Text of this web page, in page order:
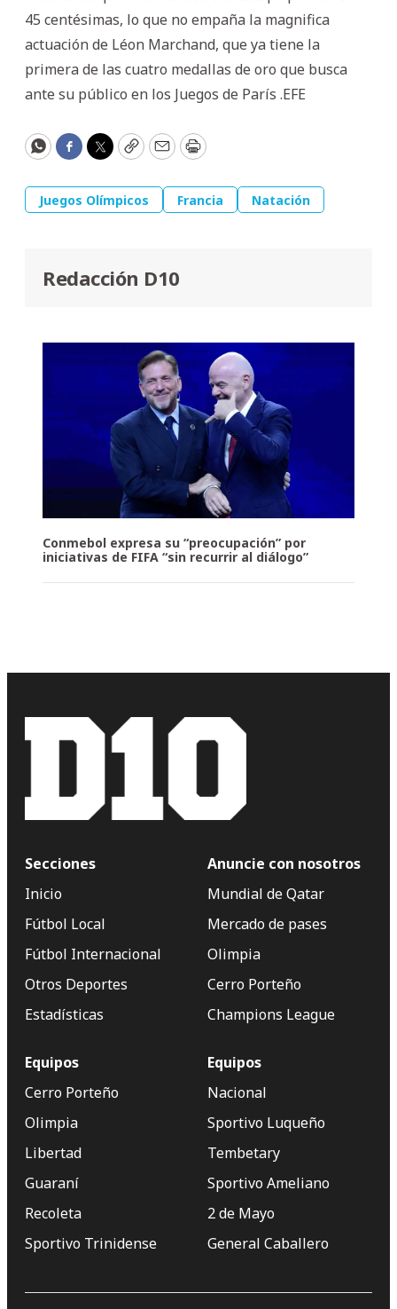
45 centésimas, lo que no empaña la magnifica
actuación de Léon Marchand, que ya tiene la
primera de las cuatro medallas de oro que busca
ante su público en los Juegos de París .EFE
WhatsApp
Facebook
Twitter
CopyEmailPrint
Juegos Olímpicos Francia Natación
Redacción D10
Conmebol expresa su “preocupación” por
iniciativas de FIFA “sin recurrir al diálogo”
Secciones
Inicio
Fútbol Local
Fútbol Internacional
Otros Deportes
Estadísticas
Anuncie con nosotros
Mundial de Qatar
Mercado de pases
Olimpia
Cerro Porteño
Champions League
Equipos
Cerro Porteño
Olimpia
Libertad
Guaraní
Recoleta
Sportivo Trinidense
Equipos
Nacional
Sportivo Luqueño
Tembetary
Sportivo Ameliano
2 de Mayo
General Caballero